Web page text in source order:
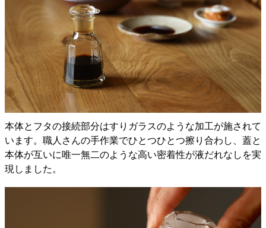
本体とフタの接続部分はすりガラスのような加工が施されて
います。職人さんの手作業でひとつひとつ擦り合わし、蓋と
本体が互いに唯一無二のような高い密着性が液だれなしを実
現しました。